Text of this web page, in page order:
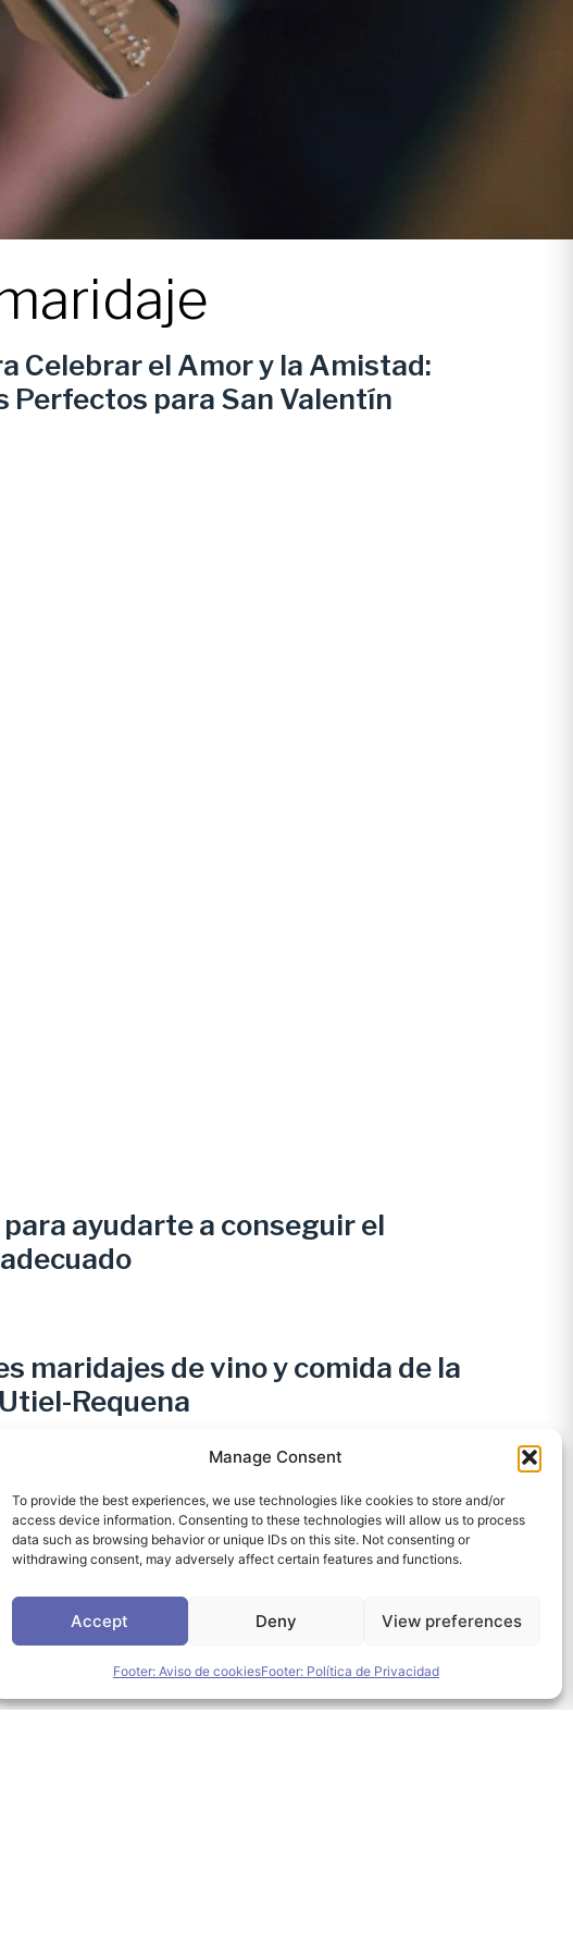
Manage Consent
To provide the best experiences, we use technologies like cookies to store and/or
access device information. Consenting to these technologies will allow us to process
data such as browsing behavior or unique IDs on this site. Not consenting or
withdrawing consent, may adversely affect certain features and functions.
Accept Deny View preferences
Footer: Aviso de cookiesFooter: Política de Privacidad
Celebrar el Amor y la Amistad:
Perfectos para San Valentín
ayudarte a conseguir el
maridajes de vino y comida de la
Requena
de vinos con platos veganos
“pecados carnales”
con vinos de la DO Utiel-